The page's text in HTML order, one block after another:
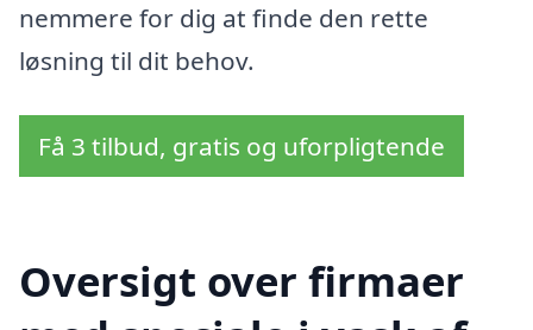
nemmere for dig at finde den rette
løsning til dit behov.
Få 3 tilbud, gratis og uforpligtende
Oversigt over firmaer